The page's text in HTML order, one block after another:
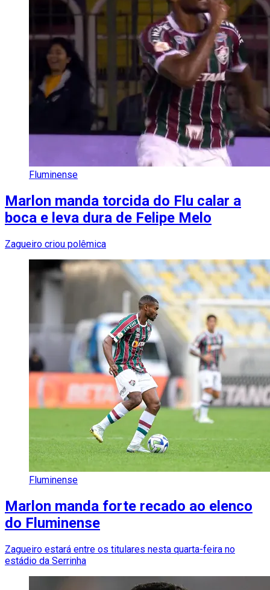
Fluminense
Marlon manda torcida do Flu calar a
boca e leva dura de Felipe Melo
Zagueiro criou polêmica
Fluminense
Marlon manda forte recado ao elenco
do Fluminense
Zagueiro estará entre os titulares nesta quarta-feira no
estádio da Serrinha